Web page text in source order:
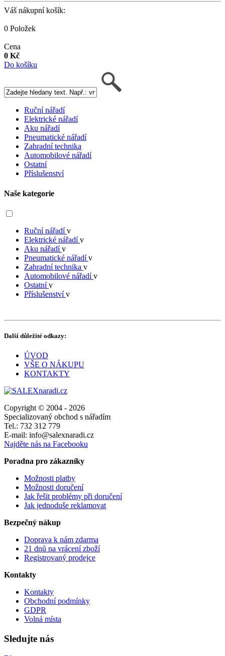
Váš nákupní košík:
0 Položek
Cena
0 Kč
Do košíku
Ruční nářadí
Elektrické nářadí
Aku nářadí
Pneumatické nářadí
Zahradní technika
Automobilové nářadí
Ostatní
Příslušenství
Naše kategorie
Ruční nářadív
Elektrické nářadív
Aku nářadív
Pneumatické nářadív
Zahradní technika v
Automobilové nářadív
Ostatnív
Příslušenstvív
Další důležité odkazy:
ÚVOD
VŠE O NÁKUPU
KONTAKTY
Copyright © 2004 - 2026
Specializovaný obchod s nářadím
Tel.: 732 312 779
E-mail: info@salexnaradi.cz
Najděte nás na Facebooku
Poradna pro zákazníky
Možnosti platby
Možnosti doručení
Jak řešit problémy při doručení
Jak jednoduše reklamovat
Bezpečný nákup
Doprava k nám zdarma
21 dnů na vrácení zboží
Registrovaný prodejce
Kontakty
Kontakty
Obchodní podmínky
GDPR
Volná místa
Sledujte nás